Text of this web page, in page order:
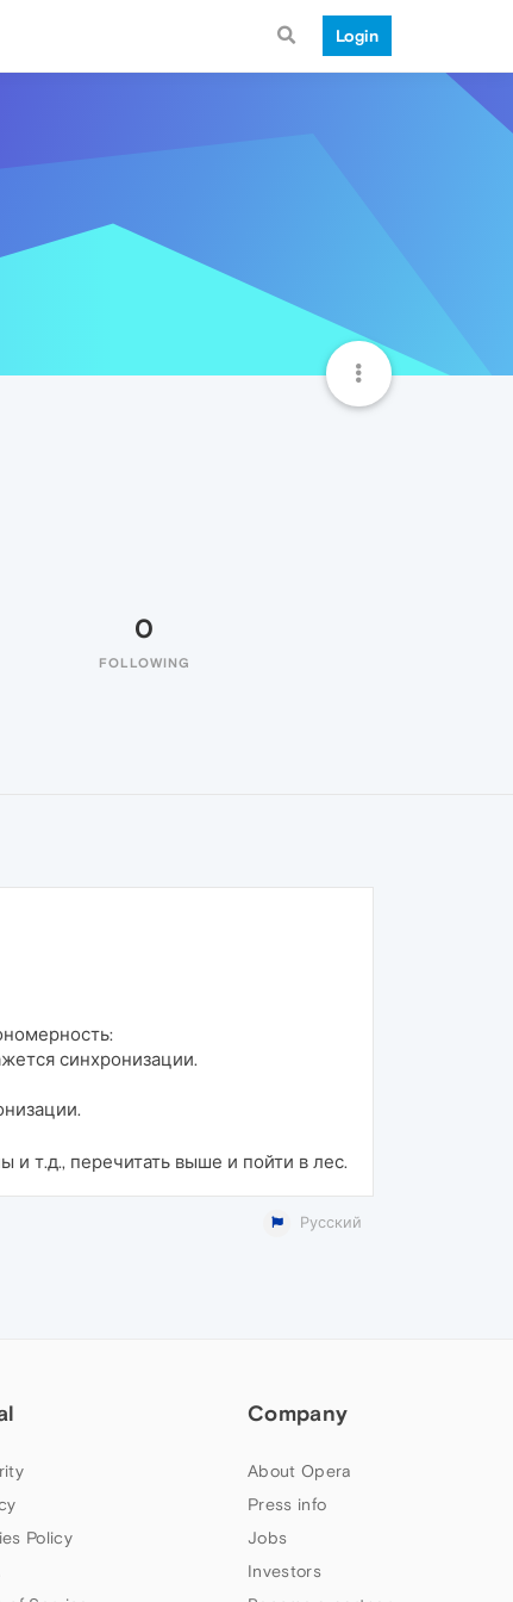
Login
0
FOLLOWING
синхронизации.
т.д., перечитать выше и пойти в лес.
Русский
Policy
Company
About Opera
Press info
Jobs
Investors